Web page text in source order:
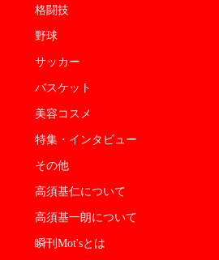
格闘技
野球
サッカー
バスケット
美容コスメ
特集・インタビュー
その他
高須基仁について
高須基一朗について
瞬刊Mot'sとは